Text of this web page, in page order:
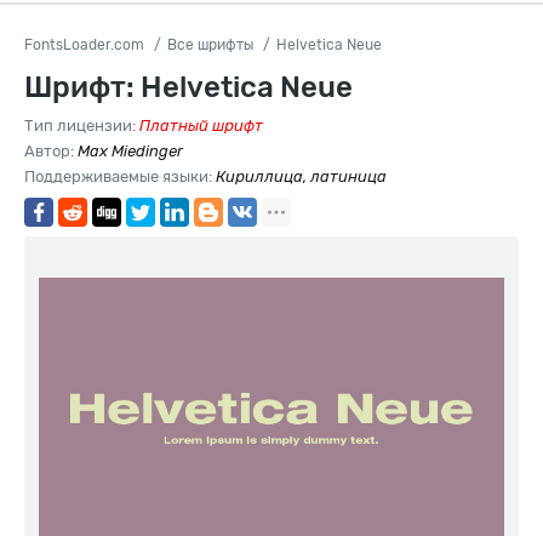
FontsLoader.com Все шрифты Helvetica Neue
Шрифт: Helvetica Neue
Тип лицензии: Платный шрифт
Автор: Max Miedinger
Поддерживаемые языки: Кириллица, латиница